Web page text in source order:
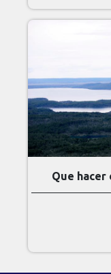
Que hacer